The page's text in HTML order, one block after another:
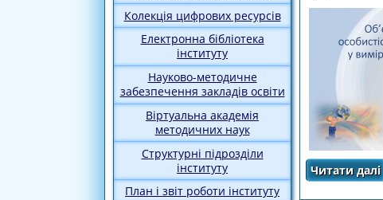
Колекція цифрових ресурсів
Електронна бібліотека
інституту
Науково-методичне
забезпечення закладів освіти
Віртуальна академія
методичних наук
Структурні підрозділи
інституту
План і звіт роботи інституту
Читати далі